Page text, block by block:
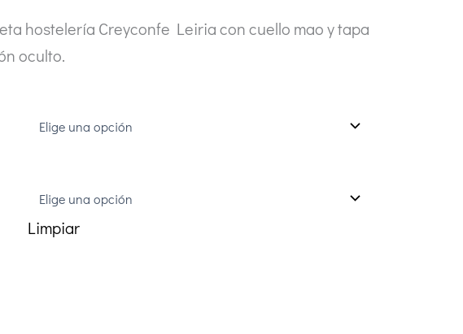
hostelería Creyconfe Leiria con cuello mao y tapa
oculto.
Limpiar